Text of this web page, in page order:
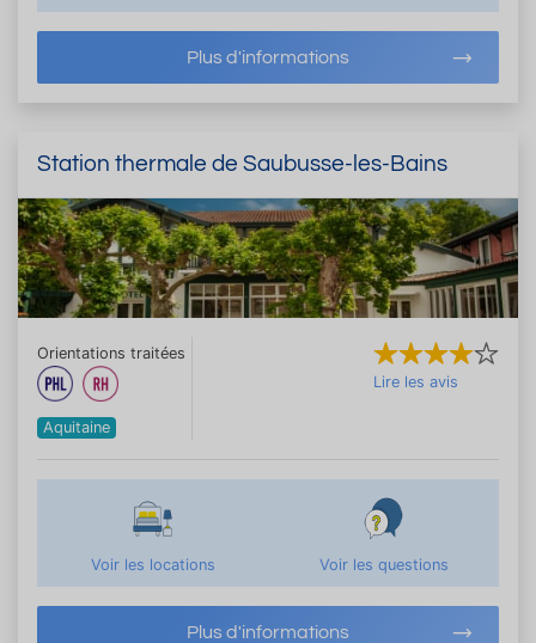
Plus d'informations
Station thermale de Saubusse-les-Bains
Orientations traitées
Aquitaine
Lire les avis
Voir les locations Voir les questions
Plus d'informations